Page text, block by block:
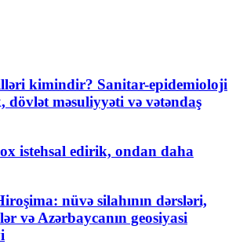
kimindir? Sanitar-epidemioloji
dövlət məsuliyyəti və vətəndaş
istehsal edirik, ondan daha
nüvə silahının dərsləri,
və Azərbaycanın geosiyasi